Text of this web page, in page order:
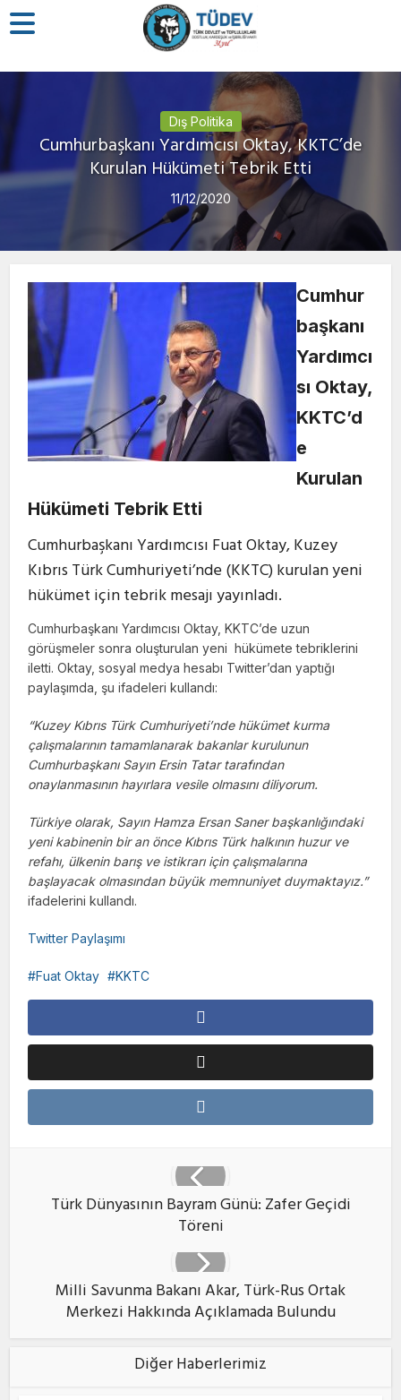
Dış Politika
Cumhurbaşkanı Yardımcısı Oktay, KKTC’de
Kurulan Hükümeti Tebrik Etti
11/12/2020
Cumhur
başkanı
Yardımcı
sı Oktay,
KKTC’d
e
Kurulan
Hükümeti Tebrik Etti
Cumhurbaşkanı Yardımcısı Fuat Oktay, Kuzey
Kıbrıs Türk Cumhuriyeti’nde (KKTC) kurulan yeni
hükümet için tebrik mesajı yayınladı.
Cumhurbaşkanı Yardımcısı Oktay, KKTC’de uzun
görüşmeler sonra oluşturulan yeni hükümete tebriklerini
iletti. Oktay, sosyal medya hesabı Twitter’dan yaptığı
paylaşımda, şu ifadeleri kullandı:
“Kuzey Kıbrıs Türk Cumhuriyeti’nde hükümet kurma
çalışmalarının tamamlanarak bakanlar kurulunun
Cumhurbaşkanı Sayın Ersin Tatar tarafından
onaylanmasının hayırlara vesile olmasını diliyorum.
Türkiye olarak, Sayın Hamza Ersan Saner başkanlığındaki
yeni kabinenin bir an önce Kıbrıs Türk halkının huzur ve
refahı, ülkenin barış ve istikrarı için çalışmalarına
başlayacak olmasından büyük memnuniyet duymaktayız.”
ifadelerini kullandı.
Twitter Paylaşımı
Fuat Oktay KKTC
Türk Dünyasının Bayram Günü: Zafer Geçidi
Töreni
Milli Savunma Bakanı Akar, Türk-Rus Ortak
Merkezi Hakkında Açıklamada Bulundu
Diğer Haberlerimiz